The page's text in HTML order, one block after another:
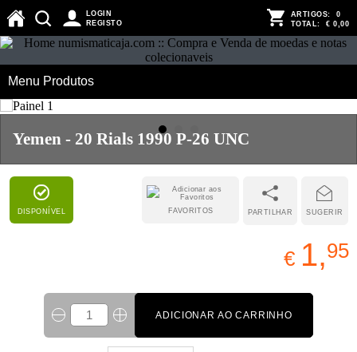
LOGIN
REGISTO
ARTIGOS: 0
TOTAL: € 0,00
Menu Produtos
Yemen - 20 Rials 1990 P-26 UNC
DISPONÍVEL SUGERIR
PARTILHAR
FAVORITOS
€ 1,95
ADICIONAR AO CARRINHO